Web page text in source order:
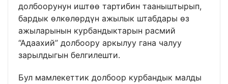
долбоорунун иштөө тартибин тааныштырып,
бардык өлкөлөрдүн ажылык штабдары өз
ажыларынын курбандыктарын расмий
“Адаахий” долбоору аркылуу гана чалуу
зарылдыгын белгилешти.
Бул мамлекеттик долбоор курбандык малды